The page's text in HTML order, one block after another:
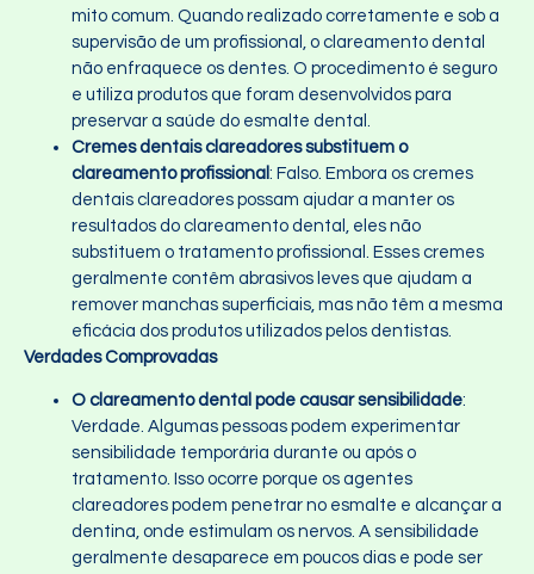
mito comum. Quando realizado corretamente e sob a
supervisão de um profissional, o clareamento dental
não enfraquece os dentes. O procedimento é seguro
e utiliza produtos que foram desenvolvidos para
preservar a saúde do esmalte dental.
Cremes dentais clareadores substituem o
clareamento profissional : Falso. Embora os cremes
dentais clareadores possam ajudar a manter os
resultados do clareamento dental, eles não
substituem o tratamento profissional. Esses cremes
geralmente contêm abrasivos leves que ajudam a
remover manchas superficiais, mas não têm a mesma
eficácia dos produtos utilizados pelos dentistas.
Verdades Comprovadas
O clareamento dental pode causar sensibilidade:
Verdade. Algumas pessoas podem experimentar
sensibilidade temporária durante ou após o
tratamento. Isso ocorre porque os agentes
clareadores podem penetrar no esmalte e alcançar a
dentina, onde estimulam os nervos. A sensibilidade
geralmente desaparece em poucos dias e pode ser